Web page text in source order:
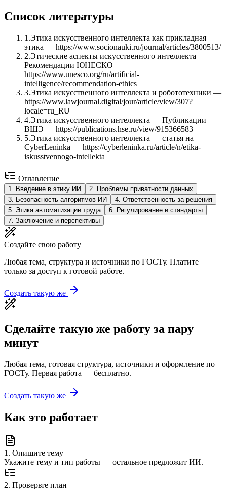
Список литературы
1 .Этика искусственного интеллекта как прикладная
этика — https://www.socionauki.ru/journal/articles/3800513/
2.Этические аспекты искусственного интеллекта —
Рекомендации ЮНЕСКО —
https://www.unesco.org/ru/artificial-
intelligence/recommendation-ethics
3.Этика искусственного интеллекта и робототехники —
https://www.lawjournal.digital/jour/article/view/307?
locale=ru_RU
4.Этика искусственного интеллекта — Публикации
ВШЭ — https://publications.hse.ru/view/915366583
5.Этика искусственного интеллекта — статья на
CyberLeninka — https://cyberleninka.ru/article/n/etika-
iskusstvennogo-intellekta
Оглавление
1. Введение в этику ИИ 2. Проблемы приватности данных
3. Безопасность алгоритмов ИИ 4. Ответственность за решения
5. Этика автоматизации труда 6. Регулирование и стандарты
7. Заключение и перспективы
Создайте свою работу
Любая тема, структура и источники по ГОСТу. Платите
только за доступ к готовой работе.
Создать такую же
Сделайте такую же работу за пару
минут
Любая тема, готовая структура, источники и оформление по
ГОСТу. Первая работа — бесплатно.
Создать такую же
Как это работает
1 . Опишите тему
Укажите тему и тип работы — остальное предложит ИИ.
2. Проверьте план